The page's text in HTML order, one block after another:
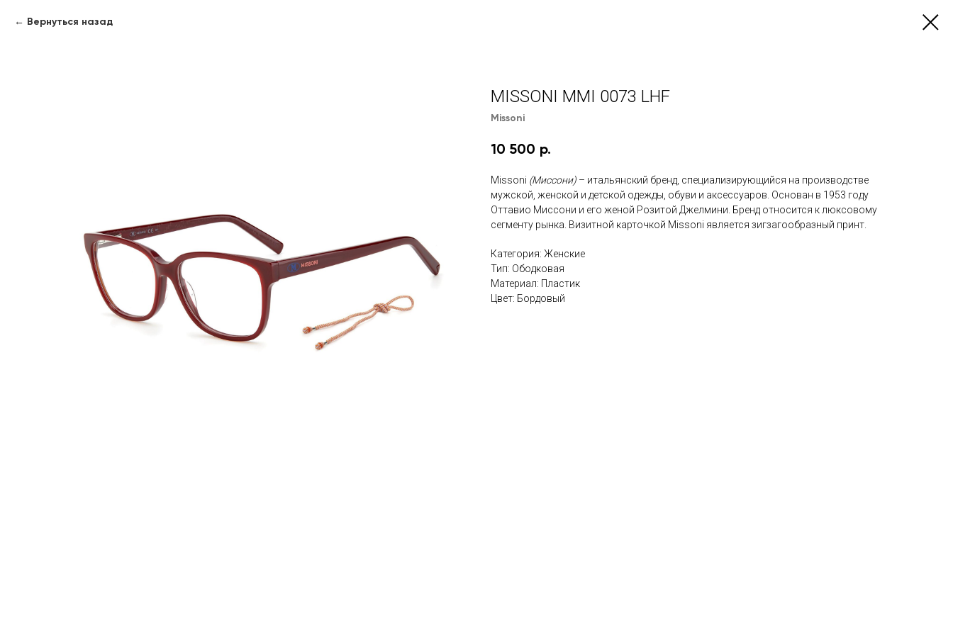
Вернуться назад
MISSONI MMI 0073 LHF
Missoni
10 500 р.
Missoni (Миссони) – итальянский бренд , специализирующийся на производстве
мужской, женской и детской одежды, обуви и аксессуаров . Основан в 1953 году
Оттавио Миссони и его женой Розитой Джелмини. Бренд относится к люксовому
сегменту рынка . Визитной карточкой Missoni является зигзагообразный принт
Категория: Женские
Тип: Ободковая
Материал: Пластик
Цвет: Бордовый